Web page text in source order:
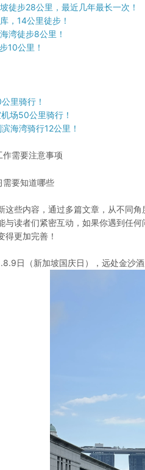
徒步28公里，最近几年最长一次！
，14公里徒步！
湾徒步8公里！
10公里！
里骑行！
场50公里骑行！
海湾骑行12公里！
作需要注意事项
需要知道哪些
这些内容，通过多篇文章，从不同
与读者们紧密互动，如果你遇到任
得更加完善！
日（新加坡国庆日），远处金沙酒